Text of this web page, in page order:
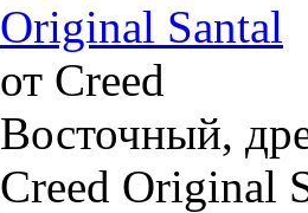
Original Santal
от Creed
Восточный,
Creed Original